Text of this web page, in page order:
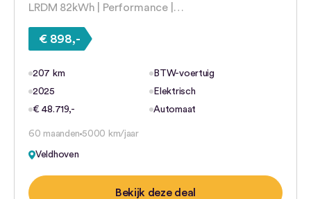
LRDM 82kWh | Performance |…
€ 898,-
207 km
BTW-voertuig
2025
Elektrisch
€ 48.719,-
Automaat
60 maanden 5000 km/jaar
Veldhoven
Bekijk deze deal